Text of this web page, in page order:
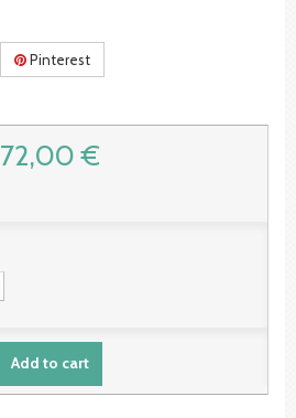
Pinterest
72,00 €
Add to cart